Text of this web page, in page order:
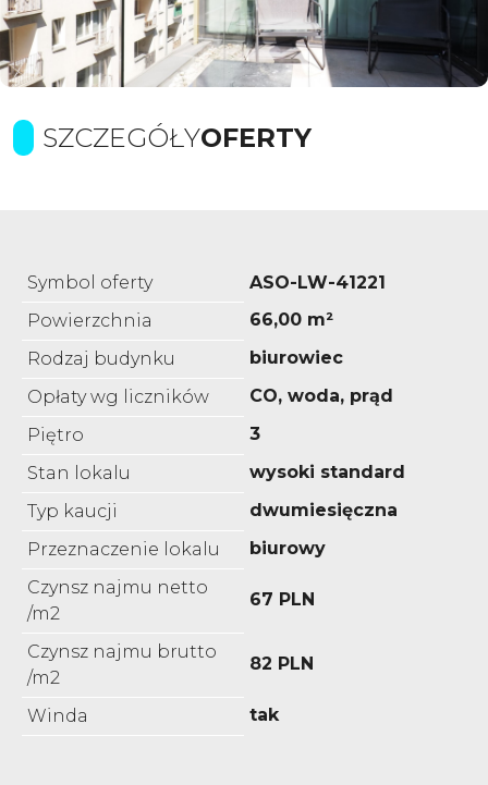
SZCZEGÓŁYOFERTY
Symbol oferty
ASO-LW-41221
Powierzchnia
66,00 m²
Rodzaj budynku
biurowiec
Opłaty wg liczników
CO, woda, prąd
Piętro
3
Stan lokalu
wysoki standard
Typ kaucji
dwumiesięczna
Przeznaczenie lokalu
biurowy
Czynsz najmu netto
/m2
67 PLN
Czynsz najmu brutto
/m2
82 PLN
Winda tak